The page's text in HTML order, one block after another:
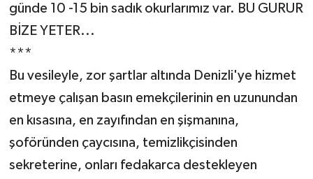
günde 10 -15 bin sadık okurlarımız var. BU GURUR
BİZE YETER...
***
Bu vesileyle, zor şartlar altında Denizli'ye hizmet
etmeye çalışan basın emekçilerinin en uzunundan
en kısasına, en zayıfından en şişmanına,
şoföründen çaycısına, temizlikçisinden
sekreterine, onları fedakarca destekleyen